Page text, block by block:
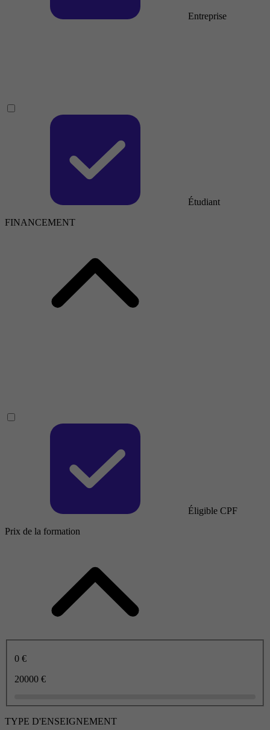
Entreprise
Étudiant
FINANCEMENT
Éligible CPF
Prix de la formation
0 €
20000 €
TYPE D'ENSEIGNEMENT